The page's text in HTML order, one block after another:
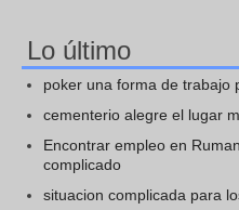
Lo último
poker una forma de trabajo
cementerio alegre el lugar
Encontrar empleo en
complicado
situacion complicada para